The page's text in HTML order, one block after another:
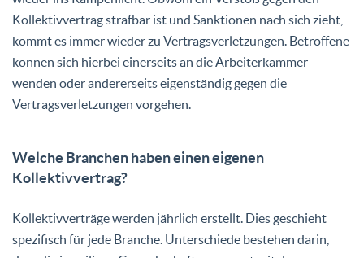
Kollektivvertrag strafbar ist und Sanktionen nach sich zieht,
kommt es immer wieder zu Vertragsverletzungen. Betroffene
können sich hierbei einerseits an dieArbeiterkammer
wenden oder andererseits eigenständig gegen die
Vertragsverletzungen vorgehen.
Welche Branchen haben einen eigenen
Kollektivvertrag?
Kollektivverträge werden jährlich erstellt. Dies geschieht
spezifisch für jede Branche. Unterschiede bestehen darin,